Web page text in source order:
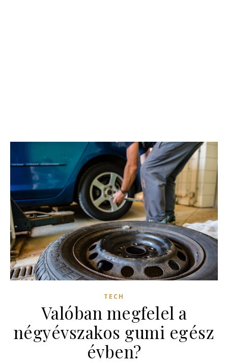
TECH
Valóban megfelel a
négyévszakos gumi egész
évben?